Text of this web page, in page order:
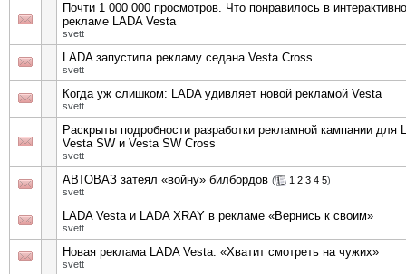
Почти 1 000 000 просмотров. Что понравилось в
рекламе LADA Vesta
svett
LADA запустила рекламу седана Vesta Cross
svett
Когда уж слишком: LADA удивляет новой рекламой Vesta
svett
Раскрыты подробности разработки рекламной кампании для
Vesta SW и Vesta SW Cross
svett
АВТОВАЗ затеял «войну» билбордов ( 1 2 3 4 5)
svett
LADA Vesta и LADA XRAY в рекламе «Вернись к своим»
svett
Новая реклама LADA Vesta: «Хватит смотреть на чужих»
svett